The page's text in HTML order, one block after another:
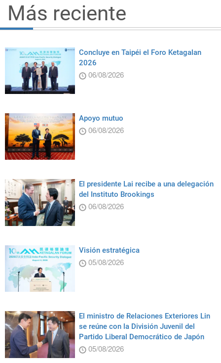
Más reciente
Concluye en Taipéi el Foro Ketagalan
2026
06/08/2026
Apoyo mutuo
06/08/2026
El presidente Lai recibe a una delegación
del Instituto Brookings
06/08/2026
Visión estratégica
05/08/2026
El ministro de Relaciones Exteriores Lin
se reúne con la División Juvenil del
Partido Liberal Democrático de Japón
05/08/2026